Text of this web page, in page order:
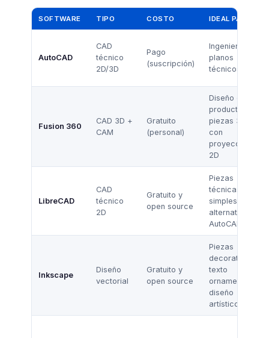
SOFTWARE TIPO COSTO IDEAL PARA
AutoCAD
CAD
técnico
2D/3D
Pago
(suscripción)
Ingeniería,
planos
técnicos
Fusion 360
CAD 3D +
CAM
Gratuito
(personal)
Diseño de
producto,
piezas 3D
con
proyección
2D
LibreCAD
CAD
técnico
2D
Gratuito y
open source
Piezas
técnicas
simples,
alternativa a
AutoCAD
Inkscape
Diseño
vectorial
Gratuito y
open source
Piezas
decorativas,
texto
ornamental,
diseño
artístico